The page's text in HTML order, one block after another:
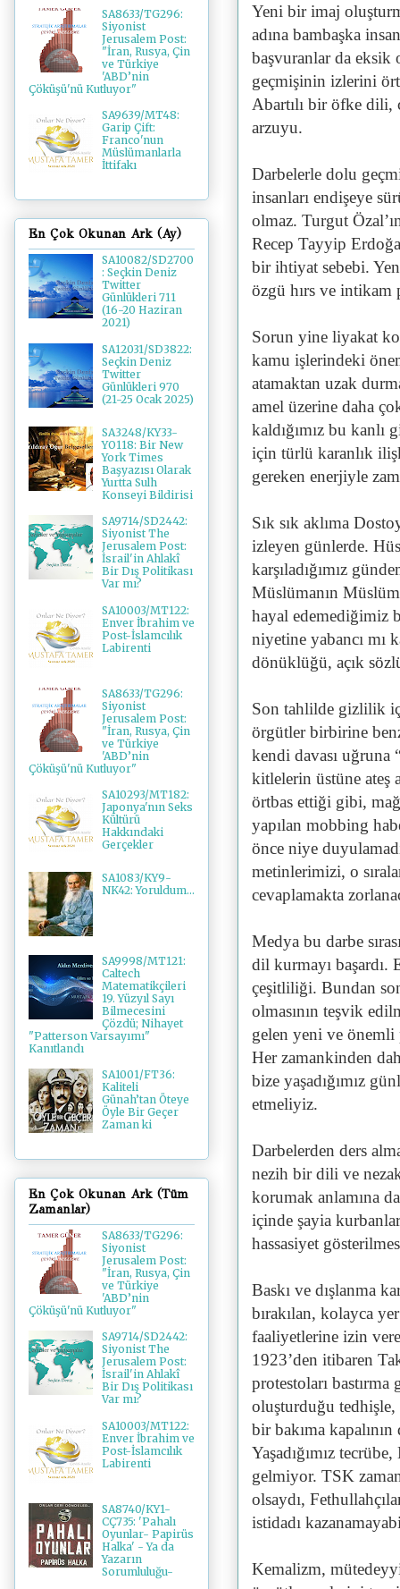
Yeni bir imaj
adına bambaşka
başvuranlar da eksik
geçmişinin izlerini
Abartılı bir öfke dili,
arzuyu.
Darbelerle dolu
insanları endişeye
olmaz. Turgut
Recep Tayyip
bir ihtiyat sebebi.
özgü hırs ve intikam
Sorun yine liyakat
kamu işlerindeki
atamaktan uzak
amel üzerine daha
kaldığımız bu
için türlü karanlık
gereken enerjiyle
Sık sık aklıma
izleyen günlerde.
karşıladığımız
Müslümanın
hayal edemediğimiz
niyetine yabancı mı
dönüklüğü, açık
Son tahlilde gizlilik
örgütler birbirine
kendi davası uğruna
kitlelerin üstüne ateş
örtbas ettiği gibi,
yapılan mobbing
önce niye
metinlerimizi, o
cevaplamakta
Medya bu darbe
dil kurmayı başardı.
çeşitliliği. Bundan
olmasının teşvik
gelen yeni ve
Her zamankinden
bize yaşadığımız
etmeliyiz.
Darbelerden ders
nezih bir dili ve
korumak anlamına
içinde şayia
hassasiyet
Baskı ve dışlanma
bırakılan, kolayca
faaliyetlerine izin
1923’den itibaren
protestoları
oluşturduğu tedhişle,
bir bakıma
Yaşadığımız
gelmiyor. TSK
olsaydı,
istidadı
Kemalizm,
SA8633/TG296:
Siyonist
Jerusalem Post:
"İran, Rusya, Çin
ve Türkiye
'ABD’nin
Çöküşü'nü Kutluyor"
SA9639/MT48:
Garip Çift:
Franco'nun
Müslümanlarla
İttifakı
En Çok Okunan Ark (Ay)
SA10082/SD2700
: Seçkin Deniz
Twitter
Günlükleri 711
(16-20 Haziran
2021)
SA12031/SD3822:
Seçkin Deniz
Twitter
Günlükleri 970
(21-25 Ocak 2025)
SA3248/KY33-
YO118: Bir New
York Times
Başyazısı Olarak
Yurtta Sulh
Konseyi Bildirisi
SA9714/SD2442:
Siyonist The
Jerusalem Post:
İsrail'in Ahlakî
Bir Dış Politikası
Var mı?
SA10003/MT122:
Enver İbrahim ve
Post-İslamcılık
Labirenti
SA8633/TG296:
Siyonist
Jerusalem Post:
"İran, Rusya, Çin
ve Türkiye
'ABD’nin
Çöküşü'nü Kutluyor"
SA10293/MT182:
Japonya'nın Seks
Kültürü
Hakkındaki
Gerçekler
SA1083/KY9-
NK42: Yoruldum...
SA9998/MT121:
Caltech
Matematikçileri
19. Yüzyıl Sayı
Bilmecesini
Çözdü; Nihayet
"Patterson Varsayımı"
Kanıtlandı
SA1001/FT36:
Kaliteli
Günah’tan Öteye
Öyle Bir Geçer
Zaman ki
En Çok Okunan Ark (Tüm
Zamanlar)
SA8633/TG296:
Siyonist
Jerusalem Post:
"İran, Rusya, Çin
ve Türkiye
'ABD’nin
Çöküşü'nü Kutluyor"
SA9714/SD2442:
Siyonist The
Jerusalem Post:
İsrail'in Ahlakî
Bir Dış Politikası
Var mı?
SA10003/MT122:
Enver İbrahim ve
Post-İslamcılık
Labirenti
SA8740/KY1-
CÇ735: 'Pahalı
Oyunlar- Papirüs
Halka' - Ya da
Yazarın
Sorumluluğu-